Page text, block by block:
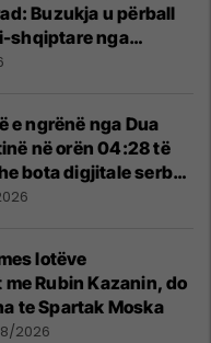
Buzukja u përball
shqiptare nga
e ngrënë nga Dua
në orën 04:28 të
bota digjitale serbe
e luftës
lotëve
Rubin Kazanin, do
te Spartak Moska
2026